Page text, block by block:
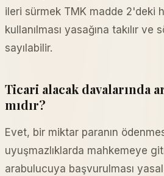
ileri sürmek TMK madde 2'deki
kullanılması yasağına takılır ve
sayılabilir.
Ticari alacak davalarında
mıdır?
Evet, bir miktar paranın
uyuşmazlıklarda mahkemeye
arabulucuya başvurulması